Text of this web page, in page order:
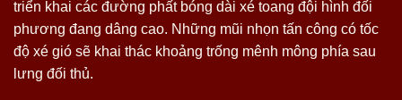
triển khai các đường phất bóng dài xé toang đội hình đối
phương đang dâng cao. Những mũi nhọn tấn công có tốc
độ xé gió sẽ khai thác khoảng trống mênh mông phía sau
lưng đối thủ.